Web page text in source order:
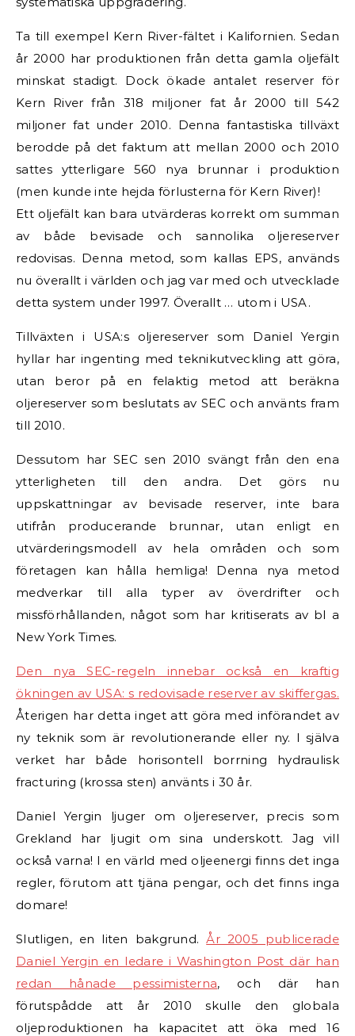
Ta till exempel Kern River-fältet i Kalifornien. Sedan
år 2000 har produktionen från detta gamla oljefält
minskat stadigt. Dock ökade antalet reserver för
Kern River från 318 miljoner fat år 2000 till 542
miljoner fat under 2010. Denna fantastiska tillväxt
berodde på det faktum att mellan 2000 och 2010
sattes ytterligare 560 nya brunnar i produktion
(men kunde inte hejda förlusterna för Kern River)!
Ett oljefält kan bara utvärderas korrekt om summan
av både bevisade och sannolika oljereserver
redovisas. Denna metod, som kallas EPS, används
nu överallt i världen och jag var med och utvecklade
detta system under 1997. Överallt … utom i USA.
Tillväxten i USA:s oljereserver som Daniel Yergin
hyllar har ingenting med teknikutveckling att göra,
utan beror på en felaktig metod att beräkna
oljereserver som beslutats av SEC och använts fram
till 2010.
Dessutom har SEC sen 2010 svängt från den ena
ytterligheten till den andra. Det görs nu
uppskattningar av bevisade reserver, inte bara
utifrån producerande brunnar, utan enligt en
utvärderingsmodell av hela områden och som
företagen kan hålla hemliga! Denna nya metod
medverkar till alla typer av överdrifter och
missförhållanden, något som har kritiserats av bl a
New York Times.
Den nya SEC-regeln innebar också en kraftig
ökningen av USA: s redovisade reserver av skiffergas.
Återigen har detta inget att göra med införandet av
ny teknik som är revolutionerande eller ny. I själva
verket har både horisontell borrning hydraulisk
fracturing (krossa sten) använts i 30 år.
Daniel Yergin ljuger om oljereserver, precis som
Grekland har ljugit om sina underskott. Jag vill
också varna! I en värld med oljeenergi finns det inga
regler, förutom att tjäna pengar, och det finns inga
domare!
Slutligen, en liten bakgrund.År 2005 publicerade
Daniel Yergin en ledare i Washington Post där han
redan hånade pessimisterna, och där han
förutspådde att år 2010 skulle den globala
oljeproduktionen ha kapacitet att öka med 16